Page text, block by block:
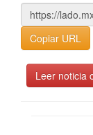
Copiar URL
Leer noticia